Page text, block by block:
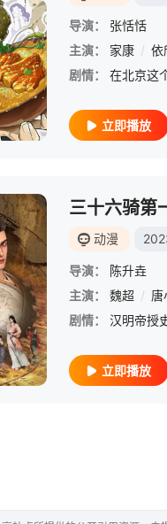
导演：
张恬恬
主演：
家康 / 依
剧情：
立即播放
三十六骑第
动漫
导演：
陈升垚
主演：
魏超 / 唐
剧情：
立即播放